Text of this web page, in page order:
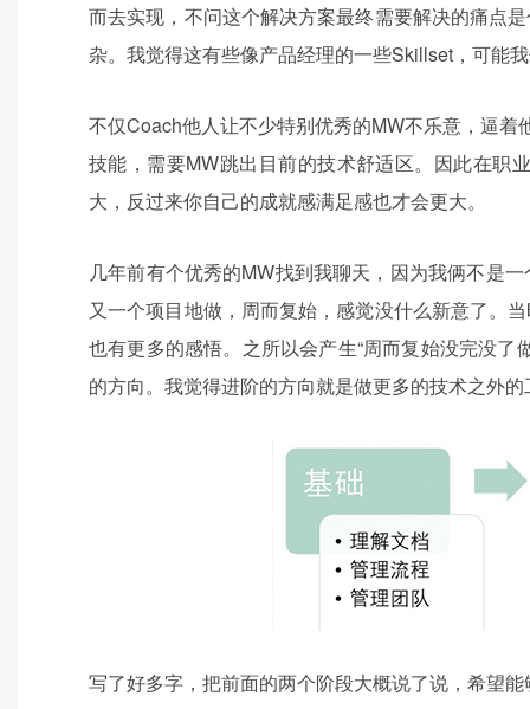
而去实现，不问这个解决方案最终需要解决的痛点
杂。我觉得这有些像产品经理的一些Skillset，可能
不仅Coach他人让不少特别优秀的MW不乐意，逼
技能，需要MW跳出目前的技术舒适区。因此在职
大，反过来你自己的成就感满足感也才会更大。
几年前有个优秀的MW找到我聊天，因为我俩不是
又一个项目地做，周而复始，感觉没什么新意了。
也有更多的感悟。之所以会产生“周而复始没完没
的方向。我觉得进阶的方向就是做更多的技术之外
写了好多字，把前面的两个阶段大概说了说，希望